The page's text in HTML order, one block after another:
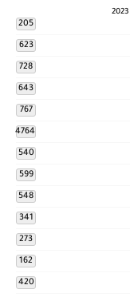
205
623
728
643
767
4764
540
599
548
341
273
162
420